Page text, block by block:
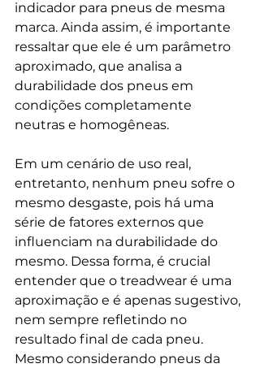
indicador para pneus de mesma
marca. Ainda assim, é importante
ressaltar que ele é um parâmetro
aproximado, que analisa a
durabilidade dos pneus em
condições completamente
neutras e homogêneas.
Em um cenário de uso real,
entretanto, nenhum pneu sofre o
mesmo desgaste, pois há uma
série de fatores externos que
influenciam na durabilidade do
mesmo. Dessa forma, é crucial
entender que o treadwear é uma
aproximação e é apenas sugestivo,
nem sempre refletindo no
resultado final de cada pneu.
Mesmo considerando pneus da